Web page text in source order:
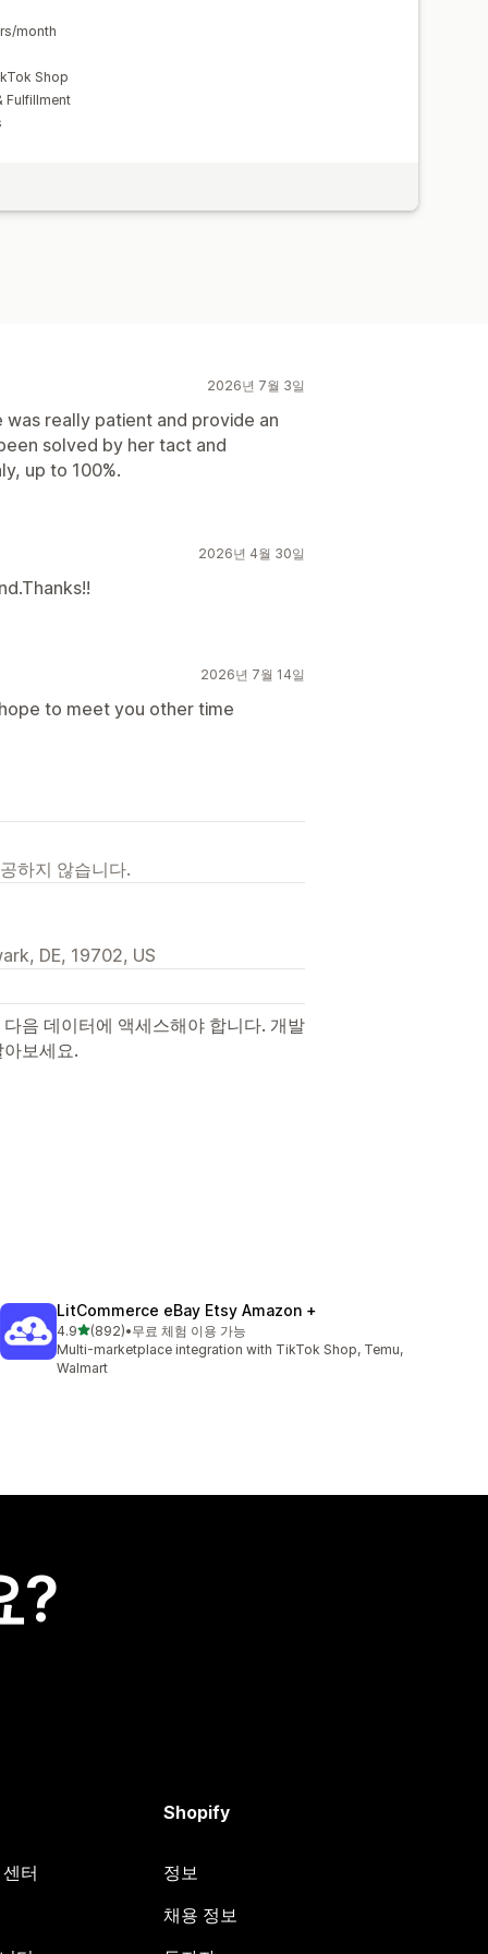
month
Shop
Fulfillment
2026년 7월 3일
was really patient and provide an
solved by her tact and
up to 100%.
2026년 4월 30일
2026년 7월 14일
to meet you other time
하지 않습니다.
DE, 19702, US
음 데이터에 액세스해야 합니다. 개발
보세요.
LitCommerce eBay Etsy Amazon +
4.9별 5개 중
(892)
총 리뷰 892개
•무료 체험 이용 가능
Multi-marketplace integration with TikTok Shop, Temu,
Walmart
?
터
Shopify
정보
채용 정보